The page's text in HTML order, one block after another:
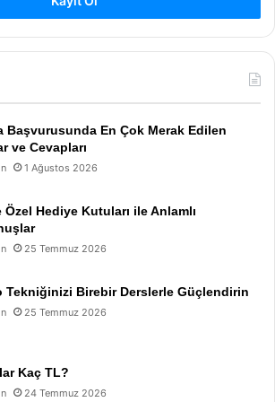
Başvurusunda En Çok Merak Edilen
ve Cevapları
1 Ağustos 2026
Özel Hediye Kutuları ile Anlamlı
25 Temmuz 2026
Tekniğinizi Birebir Derslerle Güçlendirin
25 Temmuz 2026
Kaç TL?
24 Temmuz 2026